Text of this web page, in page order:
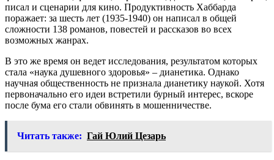
писал и сценарии для кино. Продуктивность Хаббарда
поражает: за шесть лет (1935-1940) он написал в общей
сложности 138 романов, повестей и рассказов во всех
возможных жанрах.
В это же время он ведет исследования, результатом которых
стала «наука душевного здоровья» – дианетика. Однако
научная общественность не признала дианетику наукой. Хотя
первоначально его идеи встретили бурный интерес, вскоре
после бума его стали обвинять в мошенничестве.
Читать также: Гай Юлий Цезарь